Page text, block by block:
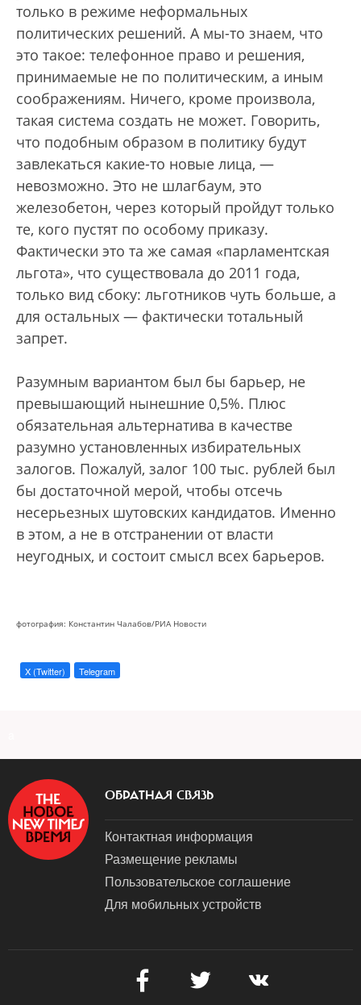
только в режиме неформальных
политических решений. А мы-то знаем, что
это такое: телефонное право и решения,
принимаемые не по политическим, а иным
соображениям. Ничего, кроме произвола,
такая система создать не может. Говорить,
что подобным образом в политику будут
завлекаться какие-то новые лица, —
невозможно. Это не шлагбаум, это
железобетон, через который пройдут только
те, кого пустят по особому приказу.
Фактически это та же самая «парламентская
льгота», что существовала до 2011 года,
только вид сбоку: льготников чуть больше, а
для остальных — фактически тотальный
запрет.
Разумным вариантом был бы барьер, не
превышающий нынешние 0,5%. Плюс
обязательная альтернатива в качестве
разумно установленных избирательных
залогов. Пожалуй, залог 100 тыс. рублей был
бы достаточной мерой, чтобы отсечь
несерьезных шутовских кандидатов. Именно
в этом, а не в отстранении от власти
неугодных, и состоит смысл всех барьеров.
фотография: Константин Чалабов/РИА Новости
X (Twitter) Telegram
ОБРАТНАЯ СВЯЗЬ
Контактная информация
Размещение рекламы
Пользовательское соглашение
Для мобильных устройств